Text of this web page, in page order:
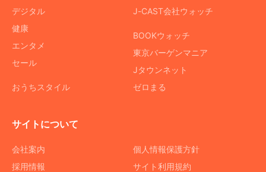
デジタル
健康
エンタメ
セール
おうちスタイル
J-CAST会社ウォッチ
BOOKウォッチ
東京バーゲンマニア
Jタウンネット
ゼロまる
サイトについて
会社案内
採用情報
個人情報保護方針
サイト利用規約